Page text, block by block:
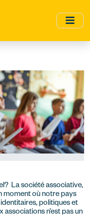
La société associative,
moment où notre pays
politiques et
n’est pas un